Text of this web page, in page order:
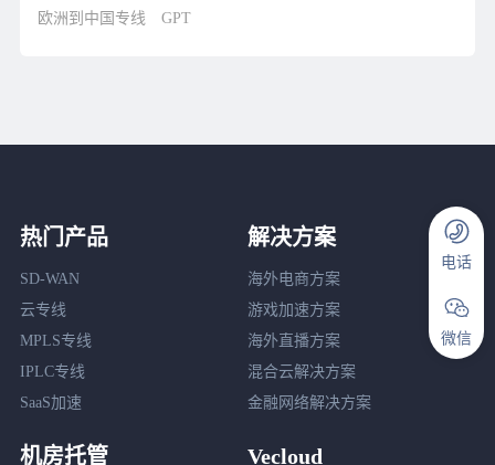
欧洲到中国专线
GPT
热门产品
SD-WAN
云专线
MPLS专线
IPLC专线
SaaS加速
解决方案
海外电商方案
游戏加速方案
海外直播方案
混合云解决方案
金融网络解决方案
机房托管 Vecloud
电话
微信